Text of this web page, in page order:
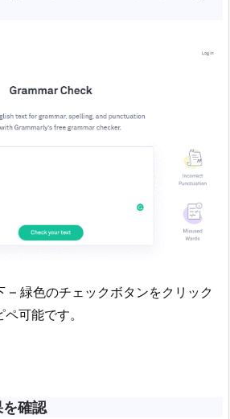
– 緑色のチェックボタンをクリック
可能です。
を確認